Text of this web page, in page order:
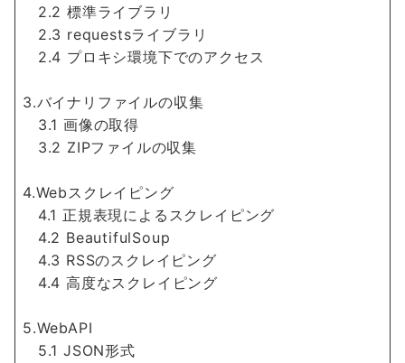
2.2 標準ライブラリ
2.3 requestsライブラリ
2.4 プロキシ環境下でのアクセス
3.バイナリファイルの収集
3.1 画像の取得
3.2 ZIPファイルの収集
4.Webスクレイピング
4.1 正規表現によるスクレイピング
4.2 BeautifulSoup
4.3 RSSのスクレイピング
4.4 高度なスクレイピング
5.WebAPI
5.1 JSON形式